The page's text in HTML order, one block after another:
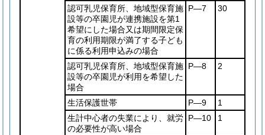
認可乳児保育所、地域型保育施
設等の卒園児が連携施設を第1
希望にした場合又は期間限定保
育の利用期限が満了する子ども
に係る利用申込みの場合
P―7 30
認可乳児保育所、地域型保育施
設等の卒園児が利用を希望した
場合
P―8 2
生活保護世帯 P―9
1
生計中心者の失業により、就労
の必要性が高い場合
P―10 1